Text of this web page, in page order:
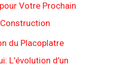
Votre Prochain
du Placoplatre
L’évolution d’un